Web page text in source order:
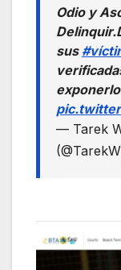
Odio y
sus
— Tarek